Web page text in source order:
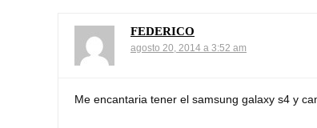
FEDERICO
agosto 20, 2014 a 3:52 am
Me encantaria tener el samsung galaxy s4 y